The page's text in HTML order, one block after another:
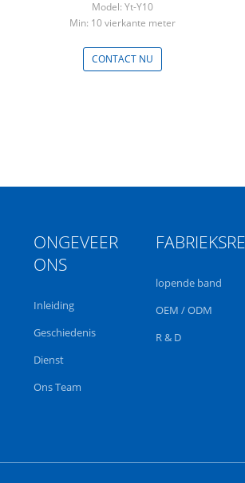
Verdelerce
Model: Yt-Y10
Min: 10 vierkante meter
CONTACT NU
ONGEVEER
ONS
Inleiding
Geschiedenis
Dienst
Ons Team
lopende band
OEM / ODM
R & D